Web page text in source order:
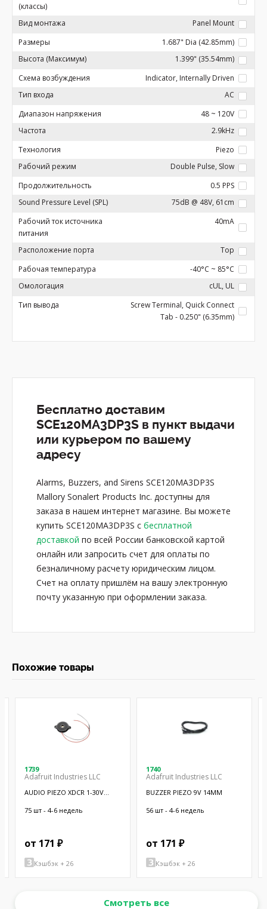
(классы)
Вид монтажа
Panel Mount
Размеры
1.687" Dia (42.85mm)
Высота (Максимум)
1.399" (35.54mm)
Схема возбуждения
Indicator, Internally Driven
Тип входа
AC
Диапазон напряжения
48 ~ 120V
Частота
2.9kHz
Технология
Piezo
Рабочий режим
Double Pulse, Slow
Продолжительность
0.5 PPS
Sound Pressure Level (SPL)
75dB @ 48V, 61cm
Рабочий ток источника
питания
40mA
Расположение порта
Top
Рабочая температура
-40°C ~ 85°C
Омологация
cUL, UL
Тип вывода
Screw Terminal, Quick Connect
Tab - 0.250" (6.35mm)
Бесплатно доставим
SCE120MA3DP3S в пункт выдачи
или курьером по вашему
адресу
Alarms, Buzzers, and Sirens SCE120MA3DP3S
Mallory Sonalert Products Inc. доступны для
заказа в нашем интернет магазине. Вы можете
купить SCE120MA3DP3S с бесплатной
доставкой по всей России банковской картой
онлайн или запросить счет для оплаты по
безналичному расчету юридическим лицом.
Счет на оплату пришлём на вашу электронную
почту указанную при оформлении заказа.
Похожие товары
1739
Adafruit Industries LLC
AUDIO PIEZO XDCR 1-30V
75 шт - 4-6 недель
от 171 ₽
Кэшбэк + 26
1740
Adafruit Industries LLC
BUZZER PIEZO 9V 14MM
56 шт - 4-6 недель
от 171 ₽
Кэшбэк + 26
Смотреть все